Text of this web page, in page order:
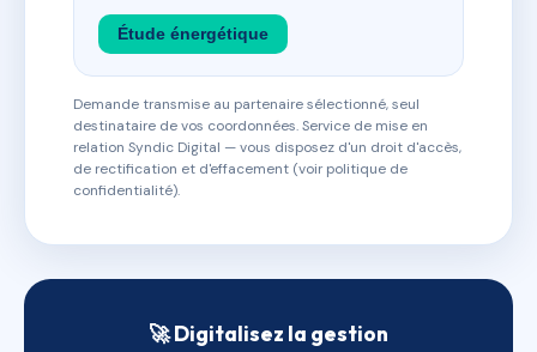
Étude énergétique
Demande transmise au partenaire sélectionné, seul
destinataire de vos coordonnées. Service de mise en
relation Syndic Digital — vous disposez d'un droit d'accès,
de rectification et d'effacement (voir politique de
confidentialité).
🚀 Digitalisez la gestion